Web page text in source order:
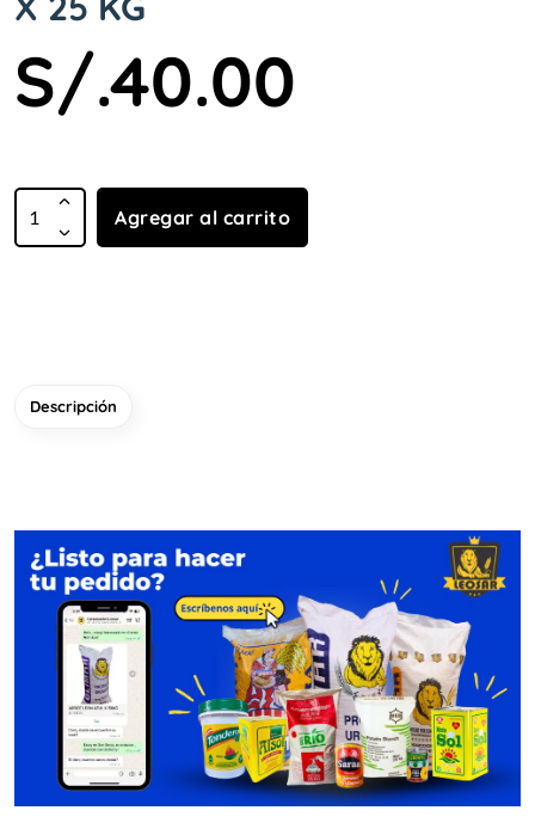
S/.40.00
Agregar al carrito
Descripción